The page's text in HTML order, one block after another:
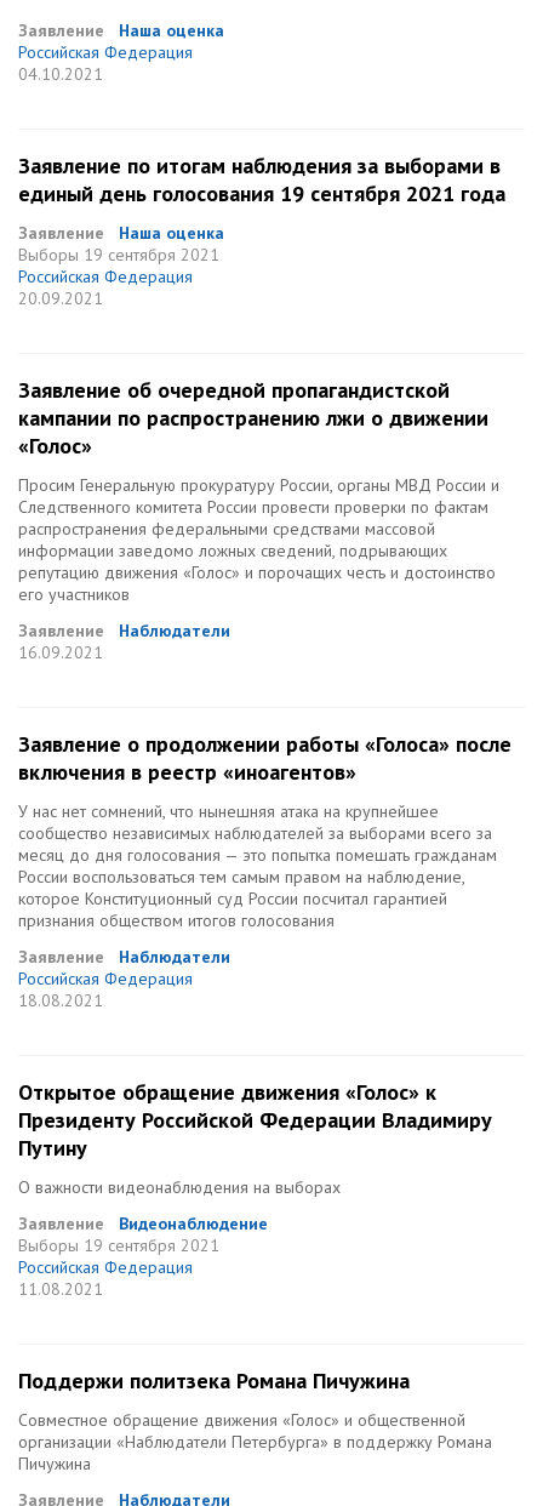
Заявление
Наша оценка
Российская Федерация
04.10.2021
Заявление по итогам наблюдения за выборами в
единый день голосования 19 сентября 2021 года
Заявление
Наша оценка
Выборы 19 сентября 2021
Российская Федерация
20.09.2021
Заявление об очередной пропагандистской
кампании по распространению лжи о движении
«Голос»
Просим Генеральную прокуратуру России, органы МВД России и
Следственного комитета России провести проверки по фактам
распространения федеральными средствами массовой
информации заведомо ложных сведений, подрывающих
репутацию движения «Голос» и порочащих честь и достоинство
его участников
Заявление
Наблюдатели
16.09.2021
Заявление о продолжении работы «Голоса» после
включения в реестр «иноагентов»
У нас нет сомнений, что нынешняя атака на крупнейшее
сообщество независимых наблюдателей за выборами всего за
месяц до дня голосования — это попытка помешать гражданам
России воспользоваться тем самым правом на наблюдение,
которое Конституционный суд России посчитал гарантией
признания обществом итогов голосования
Заявление
Наблюдатели
Российская Федерация
18.08.2021
Открытое обращение движения «Голос» к
Президенту Российской Федерации Владимиру
Путину
О важности видеонаблюдения на выборах
Заявление
Видеонаблюдение
Выборы 19 сентября 2021
Российская Федерация
11.08.2021
Поддержи политзека Романа Пичужина
Совместное обращение движения «Голос» и общественной
организации «Наблюдатели Петербурга» в поддержку Романа
Пичужина
Заявление
Наблюдатели